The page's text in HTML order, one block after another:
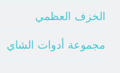
الخزف العظمي
مجموعة أدوات الشاي